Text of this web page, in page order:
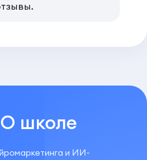
О школе
и ИИ-